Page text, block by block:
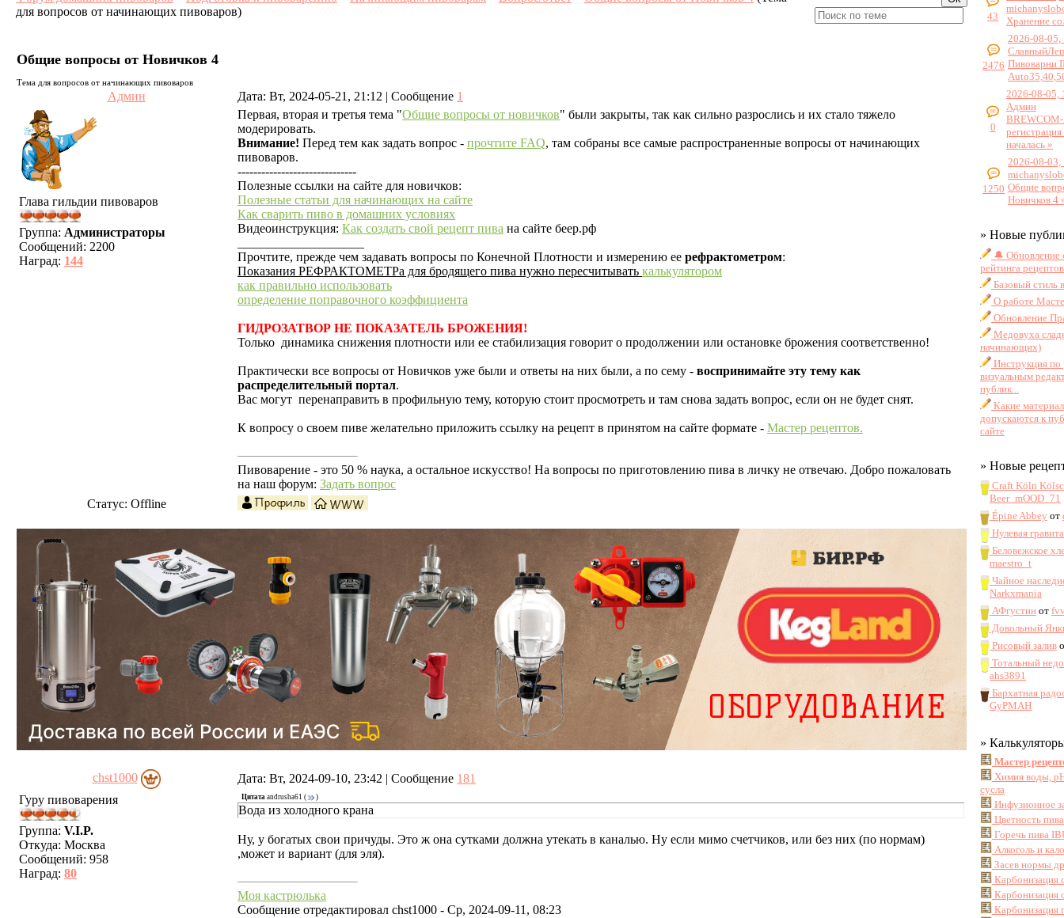
для вопросов от начинающих пивоваров)
Общие вопросы от Новичков 4
Тема для вопросов от начинающих пивоваров
Админ Дата: Вт, 2024-05-21, 21:12 | Сообщение 1
Глава гильдии пивоваров
Группа: Администраторы
Сообщений: 2200
Наград: 144
Первая, вторая и третья тема "Общие вопросы от новичков" были закрыты, так как сильно разрослись и их стало тяжело
модерировать.
Внимание! Перед тем как задать вопрос - прочтите FAQ, там собраны все самые распространенные вопросы от начинающих
пивоваров.
------------------------------
Полезные ссылки на сайте для новичков:
Полезные статьи для начинающих на сайте
Как сварить пиво в домашних условиях
Видеоинструкция: Как создать свой рецепт пива на сайте беер.рф
Прочтите, прежде чем задавать вопросы по Конечной Плотности и измерению ее рефрактометром:
Показания РЕФРАКТОМЕТРа для бродящего пива нужно пересчитывать калькулятором
как правильно использовать
определение поправочного коэффициента
ГИДРОЗАТВОР НЕ ПОКАЗАТЕЛЬ БРОЖЕНИЯ!
Только динамика снижения плотности или ее стабилизация говорит о продолжении или остановке брожения соответственно!
Практически все вопросы от Новичков уже были и ответы на них были, а по сему - воспринимайте эту тему как
распределительный портал.
Вас могут перенаправить в профильную тему, которую стоит просмотреть и там снова задать вопрос, если он не будет снят.
К вопросу о своем пиве желательно приложить ссылку на рецепт в принятом на сайте формате - Мастер рецептов.
Пивоварение - это 50 % наука, а остальное искусство! На вопросы по приготовлению пива в личку не отвечаю. Добро пожаловать
на наш форум: Задать вопрос
Статус: Offline
chst1000 Дата: Вт, 2024-09-10, 23:42 | Сообщение 181
Гуру пивоварения
Группа: V.I.P.
Откуда: Москва
Сообщений: 958
Наград: 80
Цитата andrusha61 ( )
Вода из холодного крана
Ну, у богатых свои причуды. Это ж она сутками должна утекать в каналью. Ну если мимо счетчиков, или без них (по нормам)
,может и вариант (для эля).
Моя кастрюлька
Сообщение отредактировал chst1000 - Ср, 2024-09-11, 08:23
43
Хранение
2476
2026-08-05,
Пивоварни
0
2026-08-05,
Админ
началась »
1250
2026-08-03,
Общие
Новичков 4
» Новые
🔔 Обновление
рейтинга рецептов
Базовый стиль
О работе
Обновление
Медовуха
начинающих)
Инструкция по
визуальным
публик...
Какие
допускаются к
сайте
» Новые
Craft Köln
Beer_mOOD_71
Épine Abbeyот
Нулевая
Беловежское
maestro_t
Чайное
Narkxmania
АФгустинот
Довольный
Рисовый залив
Тотальный
ahs3891
Бархатная
GyPMAH
»
Мастер
Химия воды,
сусла
Инфузионное
Цветность
Горечь пива
Алкоголь и
Засев нормы
Карбонизация
Карбонизация
Карбонизация